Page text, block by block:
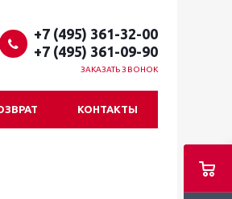
+7 (495) 361-32-00
+7 (495) 361-09-90
ЗАКАЗАТЬ ЗВОНОК
КОНТАКТЫ